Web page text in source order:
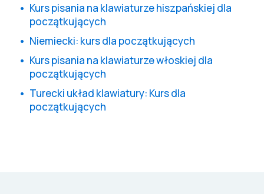
Kurs pisania na klawiaturze hiszpańskiej dla
początkujących
Niemiecki: kurs dla początkujących
Kurs pisania na klawiaturze włoskiej dla
początkujących
Turecki układ klawiatury: Kurs dla
początkujących